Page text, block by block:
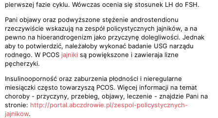
pierwszej fazie cyklu. Wówczas ocenia się stosunek LH do FSH.
Pani objawy oraz podwyższone stężenie androstendionu
rzeczywiście wskazują na zespół policystycznych jajników, a na
pewno na hioerandrogenizm jako przyczynę dolegliwości. Jednak
aby to potwierdzić, należałoby wykonać badanie USG narządu
rodnego. W PCOS jajniki są powiększone i zawieraja lizne
pęcherzyki.
Insulinooporność oraz zaburzenia płodności i nieregularne
miesiączki często towarzyszą PCOS. Więcej informacji na temat
choroby - przyczyny, przebieg, objawy, leczenie - znajdzie Pani na
stronie: http://portal.abczdrowie.pl/zespol-policystycznych-
jajnikow.